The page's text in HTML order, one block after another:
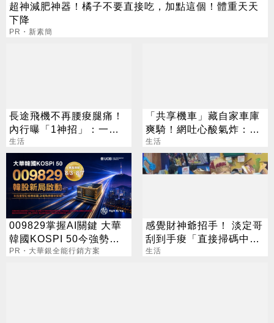
超神減肥神器！橘子不要直接吃，加點這個！體重天天
下降
PR・新素簡
長途飛機不再腰痠腿痛！
內行曝「1神招」：一覺
到天亮超有感
生活
「共享機車」藏自家車庫
爽騎！網吐心酸氣炸：找
20分鐘騎不到
生活
009829掌握AI關鍵 大華
韓國KOSPI 50今強勢開
募
PR・大華銀全能行銷方案
感覺財神爺招手！ 淡定哥
刮到手痠「直接掃碼中
2000萬」
生活